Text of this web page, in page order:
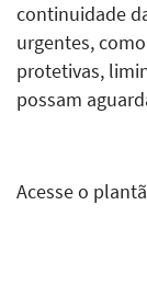
continuidade
urgentes,
protetivas,
possam
Acesse o